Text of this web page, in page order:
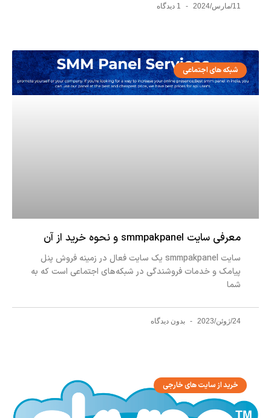
11/مارس/2024
شبکه های اجتماعی
معرفی سایت smmpakpanel و نحوه خرید از آن
سایت smmpakpanel یک سایت فعال در زمینه فروش پنل
پیامک و خدمات فروشندگی در شبکه‌های اجتماعی است که به
شما
24/ژوئن/2023 بدون دیدگاه
خرید از سایت های خارجی